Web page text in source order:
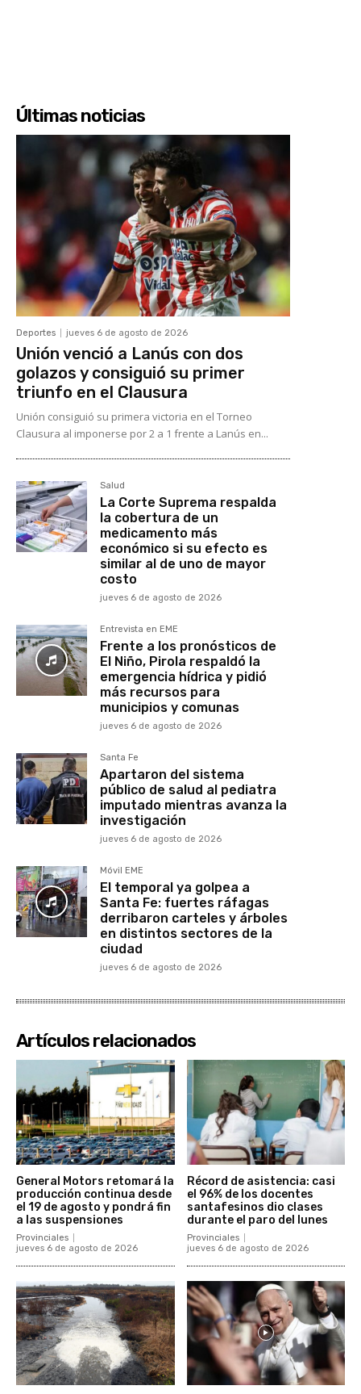
Últimas noticias
Deportes jueves 6 de agosto de 2026
Unión venció a Lanús con dos
golazos y consiguió su primer
triunfo en el Clausura
Unión consiguió su primera victoria en el Torneo
Clausura al imponerse por 2 a 1 frente a Lanús en...
Salud
La Corte Suprema respalda
la cobertura de un
medicamento más
económico si su efecto es
similar al de uno de mayor
costo
jueves 6 de agosto de 2026
Entrevista en EME
Frente a los pronósticos de
El Niño, Pirola respaldó la
emergencia hídrica y pidió
más recursos para
municipios y comunas
jueves 6 de agosto de 2026
Santa Fe
Apartaron del sistema
público de salud al pediatra
imputado mientras avanza la
investigación
jueves 6 de agosto de 2026
Móvil EME
El temporal ya golpea a
Santa Fe: fuertes ráfagas
derribaron carteles y árboles
en distintos sectores de la
ciudad
jueves 6 de agosto de 2026
Artículos relacionados
General Motors retomará la
producción continua desde
el 19 de agosto y pondrá fin
a las suspensiones
Provinciales
jueves 6 de agosto de 2026
Récord de asistencia: casi
el 96% de los docentes
santafesinos dio clases
durante el paro del lunes
Provinciales
jueves 6 de agosto de 2026